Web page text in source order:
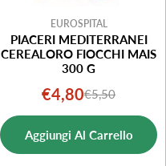
EUROSPITAL
PIACERI MEDITERRANEI
CEREALORO FIOCCHI MAIS
300 G
Prezzo
di
vendita
€4,80Prezzo
normale
€5,50
Aggiungi Al Carrello